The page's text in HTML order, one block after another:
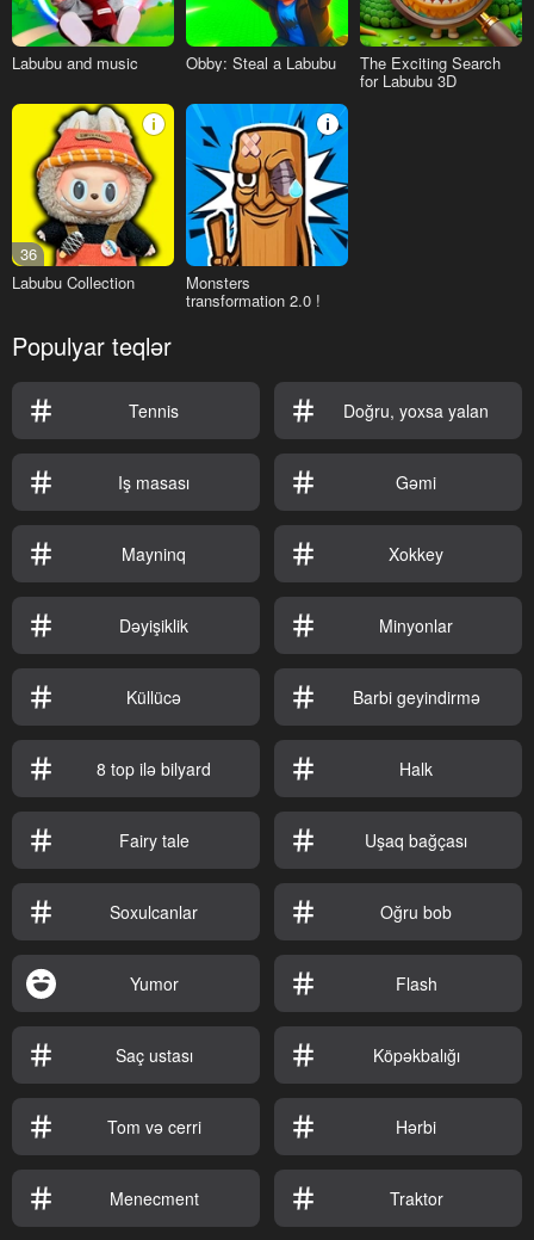
Labubu and music Obby: Steal a Labubu The Exciting Search
for Labubu 3D
36
Labubu Collection
Monsters
transformation 2.0 !
Populyar teqlər
Tennis Doğru, yoxsa yalan
Iş masası Gəmi
Mayninq Xokkey
Dəyişiklik Minyonlar
Küllücə Barbi geyindirmə
8 top ilə bilyard Halk
Fairy tale Uşaq bağçası
Soxulcanlar Oğru bob
Yumor Flash
Saç ustası Köpəkbalığı
Tom və cerri Hərbi
Menecment Traktor